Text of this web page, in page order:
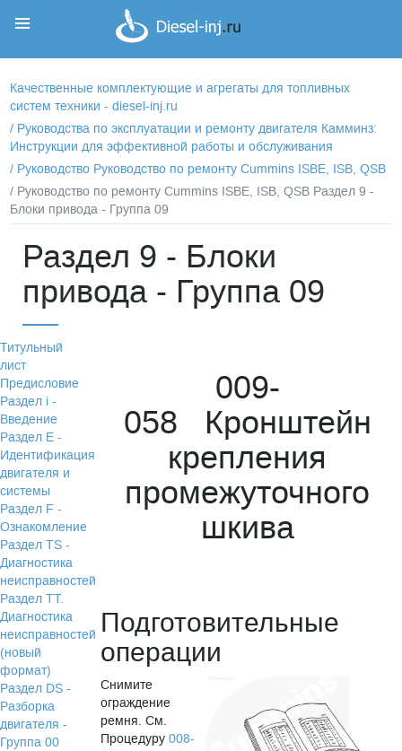
Качественные комплектующие и агрегаты для топливных
систем техники - diesel-inj.ru
/ Руководства по эксплуатации и ремонту двигателя Камминз:
Инструкции для эффективной работы и обслуживания
/ Руководство Руководство по ремонту Cummins ISBE, ISB, QSB
/ Руководство по ремонту Cummins ISBE, ISB, QSB Раздел 9 -
Блоки привода - Группа 09
Раздел 9 - Блоки
привода - Группа 09
Титульный
лист
Предисловие
Раздел i -
Введение
Раздел Е -
Идентификация
двигателя и
системы
Раздел F -
Ознакомление
Раздел TS -
Диагностика
неисправностей
Раздел TТ.
Диагностика
неисправностей
(новый
формат)
Раздел DS -
Разборка
двигателя -
Группа 00
009-
058 Кронштейн
крепления
промежуточного
шкива
Подготовительные
операции
Снимите
ограждение
ремня. См.
Процедуру008-